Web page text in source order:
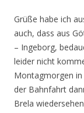
Grüße habe ich
auch, dass aus
– Ingeborg,
leider nicht
Montagmorgen
der Bahnfahrt
Brela